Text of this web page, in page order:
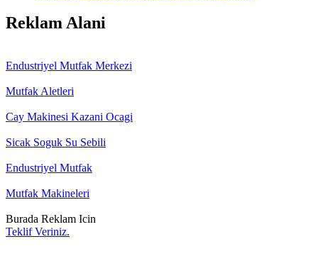
Reklam Alani
Endustriyel Mutfak Merkezi
Mutfak Aletleri
Cay Makinesi Kazani Ocagi
Sicak Soguk Su Sebili
Endustriyel Mutfak
Mutfak Makineleri
Burada Reklam Icin
Teklif Veriniz.